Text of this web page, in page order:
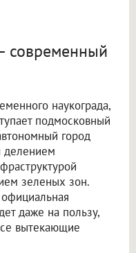
современный
наукограда,
подмосковный
город
делением
зеленых зон.
даже на пользу,
вытекающие